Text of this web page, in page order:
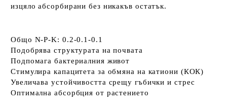
изцяло абсорбирани без никакъв остатък.
Общо N-P-K: 0.2-0.1-0.1
Подобрява структурата на почвата
Подпомага бактериалния живот
Стимулира капацитета за обмяна на катиони (КОК)
Увеличава устойчивостта срещу гъбички и стрес
Оптимална абсорбция от растението